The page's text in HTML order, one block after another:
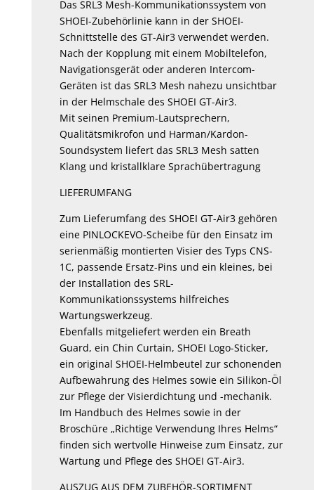
Das SRL3 Mesh-Kommunikationssystem von
SHOEI-Zubehörlinie kann in der SHOEI-
Schnittstelle des GT-Air3 verwendet werden.
Nach der Kopplung mit einem Mobiltelefon,
Navigationsgerät oder anderen Intercom-
Geräten ist das SRL3 Mesh nahezu unsichtbar
in der Helmschale des SHOEI GT-Air3.
Mit seinen Premium-Lautsprechern,
Qualitätsmikrofon und Harman/Kardon-
Soundsystem liefert das SRL3 Mesh satten
Klang und kristallklare Sprachübertragung
LIEFERUMFANG
Zum Lieferumfang des SHOEI GT-Air3 gehören
eine PINLOCKEVO-Scheibe für den Einsatz im
serienmäßig montierten Visier des Typs CNS-
1C, passende Ersatz-Pins und ein kleines, bei
der Installation des SRL-
Kommunikationssystems hilfreiches
Wartungswerkzeug.
Ebenfalls mitgeliefert werden ein Breath
Guard, ein Chin Curtain, SHOEI Logo-Sticker,
ein original SHOEI-Helmbeutel zur schonenden
Aufbewahrung des Helmes sowie ein Silikon-Öl
zur Pflege der Visierdichtung und -mechanik.
Im Handbuch des Helmes sowie in der
Broschüre „Richtige Verwendung Ihres Helms“
finden sich wertvolle Hinweise zum Einsatz, zur
Wartung und Pflege des SHOEI GT-Air3.
AUSZUG AUS DEM ZUBEHÖR-SORTIMENT